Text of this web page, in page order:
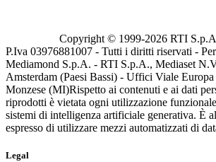
Copyright © 1999-2026 RTI
P.Iva 03976881007 - Tutti i diritti riservati -
Mediamond S.p.A. - RTI S.p.A., Mediaset
Amsterdam (Paesi Bassi) - Uffici Viale
Monzese (MI)Rispetto ai contenuti e ai dati
riprodotti è vietata ogni utilizzazione
sistemi di intelligenza artificiale generativa. È
espresso di utilizzare mezzi automatizzati di
Legal